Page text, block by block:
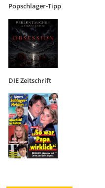
Popschlager-Tipp
DIE Zeitschrift